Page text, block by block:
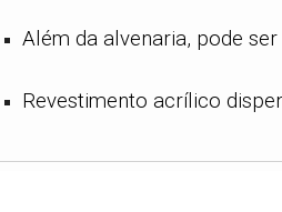
Além da alvenaria, pode
Revestimento acrílico